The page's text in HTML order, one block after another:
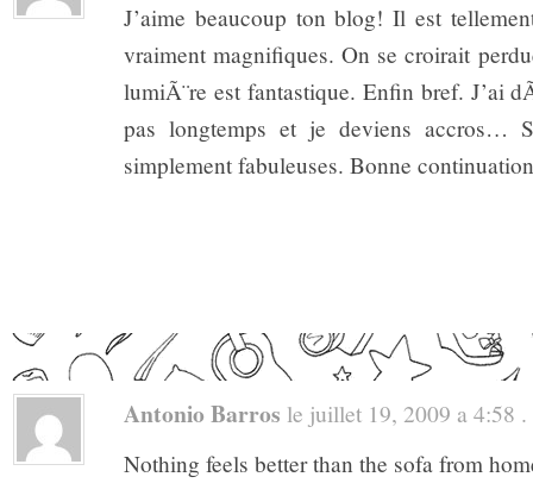
J’aime beaucoup ton blog! Il est
vraiment magnifiques. On se croirait
lumiÃ¨re est fantastique. Enfin bref. J’ai
pas longtemps et je deviens accros…
simplement fabuleuses. Bonne
Antonio Barros le juillet 19, 2009 a 4:58 .
Nothing feels better than the sofa from